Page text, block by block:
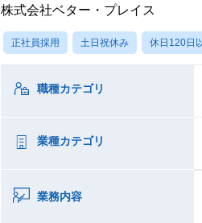
株式会社ベター・プレイス
正社員採用 土日祝休み 休日120日
職種カテゴリ
業種カテゴリ
業務内容